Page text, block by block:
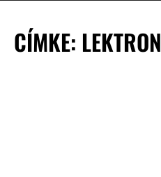
CÍMKE: LEKTRON